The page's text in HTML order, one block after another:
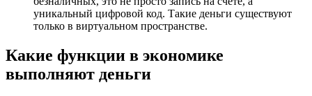
уникальный цифровой код. Такие деньги существуют
только в виртуальном пространстве.
Какие функции в экономике
выполняют деньги